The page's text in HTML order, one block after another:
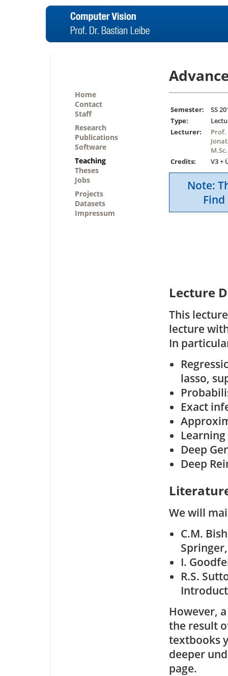
Home
Contact
Staff
Research
Publications
Software
Teaching
Theses
Jobs
Projects
Datasets
Impressum
Semester:
SS
Type:
Lecturer:
Prof.
Credits:
V3 +
Note:
Lecture
This
lecture
In
lasso,
Exact
Deep
Deep
We will
C.M.
I.
R.S.
However,
the result
textbooks
deeper
page.